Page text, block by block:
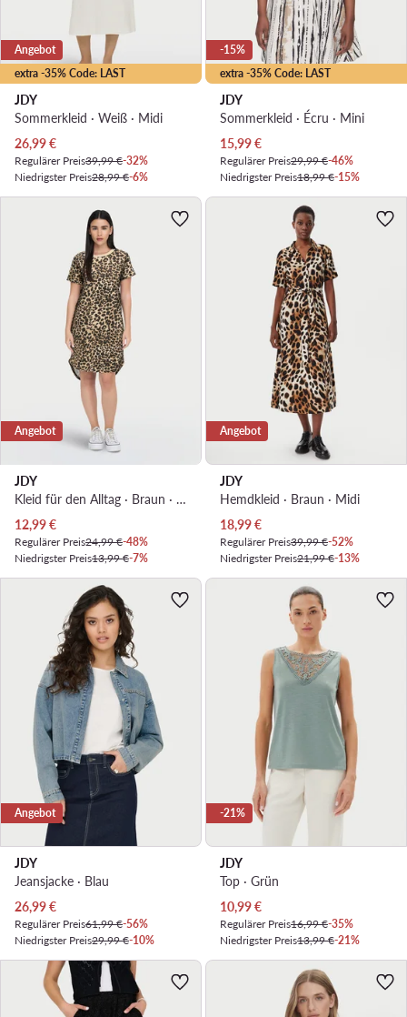
extra -35% Code: LAST
Angebot
JDY
Sommerkleid · Weiß · Midi
Aktueller Preis
26,99€
Regulärer Preis39,99 €-32%
Niedrigster Preis28,99 €-6%
extra -35% Code: LAST
-15%
JDY
Sommerkleid · Écru · Mini
Aktueller Preis
15,99€
Regulärer Preis29,99 €-46%
Niedrigster Preis18,99 €-15%
Angebot
JDY
Kleid für den Alltag · Braun · Mini
Aktueller Preis
12,99€
Regulärer Preis24,99 €-48%
Niedrigster Preis13,99 €-7%
Angebot
JDY
Hemdkleid · Braun · Midi
Aktueller Preis
18,99€
Regulärer Preis39,99 €-52%
Niedrigster Preis21,99 €-13%
Angebot
JDY
Jeansjacke · Blau
Aktueller Preis
26,99€
Regulärer Preis61,99 €-56%
Niedrigster Preis29,99 €-10%
-21%
JDY
Top · Grün
Aktueller Preis
10,99€
Regulärer Preis16,99 €-35%
Niedrigster Preis13,99 €-21%